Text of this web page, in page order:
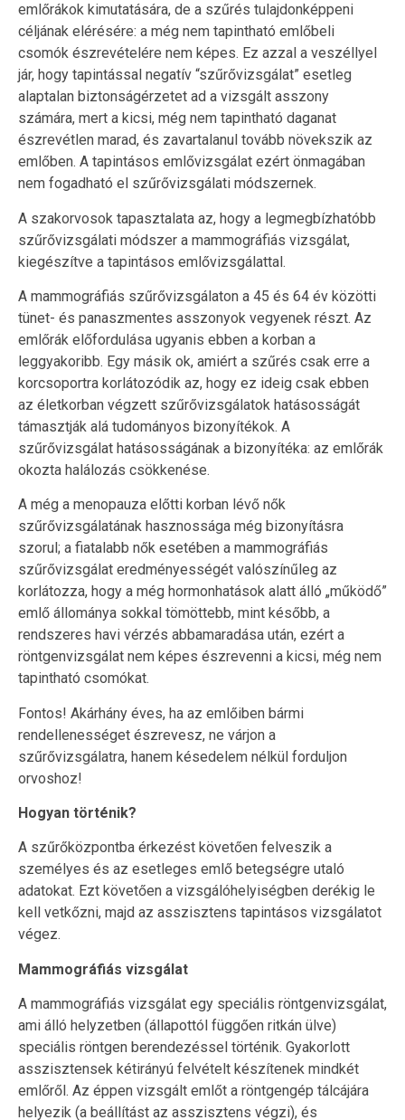
emlőrákok kimutatására, de a szűrés tulajdonképpeni
céljának elérésére: a még nem tapintható emlőbeli
csomók észrevételére nem képes. Ez azzal a veszéllyel
jár, hogy tapintással negatív “szűrővizsgálat” esetleg
alaptalan biztonságérzetet ad a vizsgált asszony
számára, mert a kicsi, még nem tapintható daganat
észrevétlen marad, és zavartalanul tovább növekszik az
emlőben. A tapintásos emlővizsgálat ezért önmagában
nem fogadható el szűrővizsgálati módszernek.
A szakorvosok tapasztalata az, hogy a legmegbízhatóbb
szűrővizsgálati módszer a mammográfiás vizsgálat,
kiegészítve a tapintásos emlővizsgálattal.
A mammográfiás szűrővizsgálaton a 45 és 64 év közötti
tünet- és panaszmentes asszonyok vegyenek részt. Az
emlőrák előfordulása ugyanis ebben a korban a
leggyakoribb. Egy másik ok, amiért a szűrés csak erre a
korcsoportra korlátozódik az, hogy ez ideig csak ebben
az életkorban végzett szűrővizsgálatok hatásosságát
támasztják alá tudományos bizonyítékok. A
szűrővizsgálat hatásosságának a bizonyítéka: az emlőrák
okozta halálozás csökkenése.
A még a menopauza előtti korban lévő nők
szűrővizsgálatának hasznossága még bizonyításra
szorul; a fiatalabb nők esetében a mammográfiás
szűrővizsgálat eredményességét valószínűleg az
korlátozza, hogy a még hormonhatások alatt álló „működő”
emlő állománya sokkal tömöttebb, mint később, a
rendszeres havi vérzés abbamaradása után, ezért a
röntgenvizsgálat nem képes észrevenni a kicsi, még nem
tapintható csomókat.
Fontos! Akárhány éves, ha az emlőiben bármi
rendellenességet észrevesz, ne várjon a
szűrővizsgálatra, hanem késedelem nélkül forduljon
orvoshoz!
Hogyan történik?
A szűrőközpontba érkezést követően felveszik a
személyes és az esetleges emlő betegségre utaló
adatokat. Ezt követően a vizsgálóhelyiségben derékig le
kell vetkőzni, majd az asszisztens tapintásos vizsgálatot
végez.
Mammográfiás vizsgálat
A mammográfiás vizsgálat egy speciális röntgenvizsgálat,
ami álló helyzetben (állapottól függően ritkán ülve)
speciális röntgen berendezéssel történik. Gyakorlott
asszisztensek kétirányú felvételt készítenek mindkét
emlőről. Az éppen vizsgált emlőt a röntgengép tálcájára
helyezik (a beállítást az asszisztens végzi), és